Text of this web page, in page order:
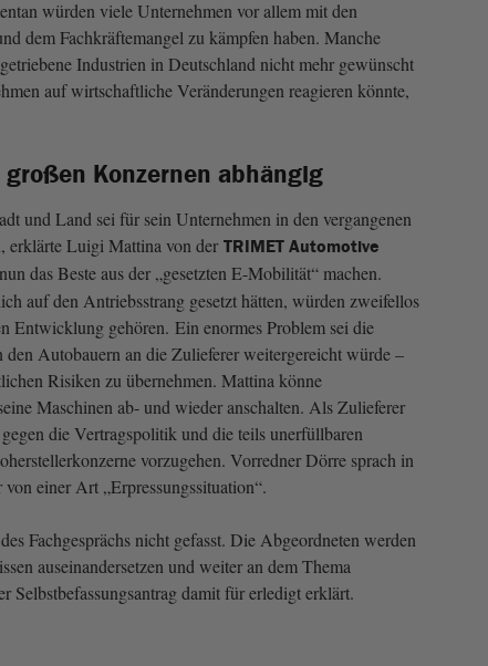
würden viele Unternehmen vor allem mit den
dem Fachkräftemangel zu kämpfen haben. Manche
Industrien in Deutschland nicht mehr gewünscht
auf wirtschaftliche Veränderungen reagieren könnte,
Konzernen abhängig
und Land sei für sein Unternehmen in den vergangenen
erklärte Luigi Mattina von der TRIMET Automotive
das Beste aus der „gesetzten E-Mobilität“ machen.
auf den Antriebsstrang gesetzt hätten, würden zweifellos
Entwicklung gehören. Ein enormes Problem sei die
den Autobauern an die Zulieferer weitergereicht würde –
Risiken zu übernehmen. Mattina könne
Maschinen ab- und wieder anschalten. Als Zulieferer
die Vertragspolitik und die teils unerfüllbaren
vorzugehen. Vorredner Dörre sprach in
einer Art „Erpressungssituation“.
Fachgesprächs nicht gefasst. Die Abgeordneten werden
auseinandersetzen und weiter an dem Thema
Selbstbefassungsantrag damit für erledigt erklärt.